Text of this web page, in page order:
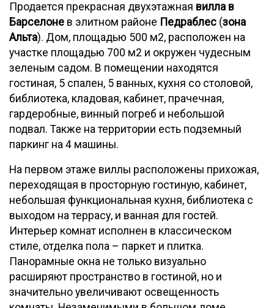
Продается прекрасная двухэтажная вилла в
Барселоне в элитном районе Педраблес (зона
Альта). Дом, площадью 500 м2, расположен на
участке площадью 700 м2 и окружен чудесным
зеленым садом. В помещении находятся
гостиная, 5 спален, 5 ванных, кухня со столовой,
библиотека, кладовая, кабинет, прачечная,
гардеробные, винный погреб и небольшой
подвал. Также на территории есть подземный
паркинг на 4 машины.
На первом этаже виллы расположены прихожая,
переходящая в просторную гостиную, кабинет,
небольшая функциональная кухня, библиотека с
выходом на террасу, и ванная для гостей.
Интерьер комнат исполнен в классическом
стиле, отделка пола – паркет и плитка.
Панорамные окна не только визуально
расширяют пространство в гостиной, но и
значительно увеличивают освещенность